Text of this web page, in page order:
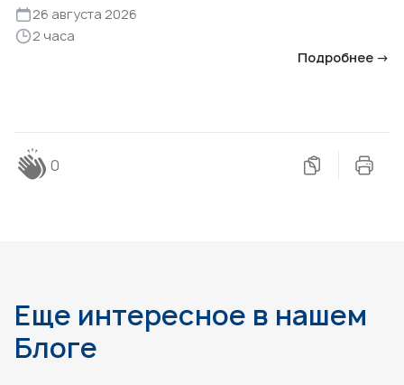
26 августа 2026
2 часа
Подробнее →
0
Еще интересное в нашем
Блоге